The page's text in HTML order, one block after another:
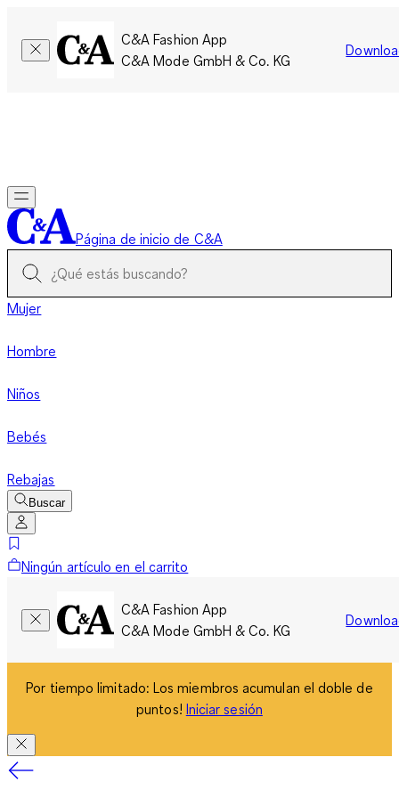
C&A Fashion App
C&A Mode GmbH & Co. KG
Página de inicio de C&A
Mujer
Hombre
Niños
Bebés
Rebajas
Buscar
Ningún artículo en el carrito
C&A Fashion App
C&A Mode GmbH & Co. KG
Por tiempo limitado: Los miembros acumulan el doble de
puntos! Iniciar sesión